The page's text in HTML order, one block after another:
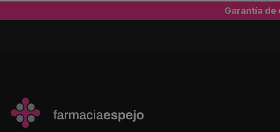
Garantía de